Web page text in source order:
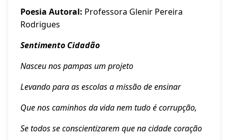
Poesia Autoral: Professora Glenir Pereira
Rodrigues
Sentimento Cidadão
Nasceu nos pampas um projeto
Levando para as escolas a missão de ensinar
Que nos caminhos da vida nem tudo é corrupção,
Se todos se conscientizarem que na cidade coração